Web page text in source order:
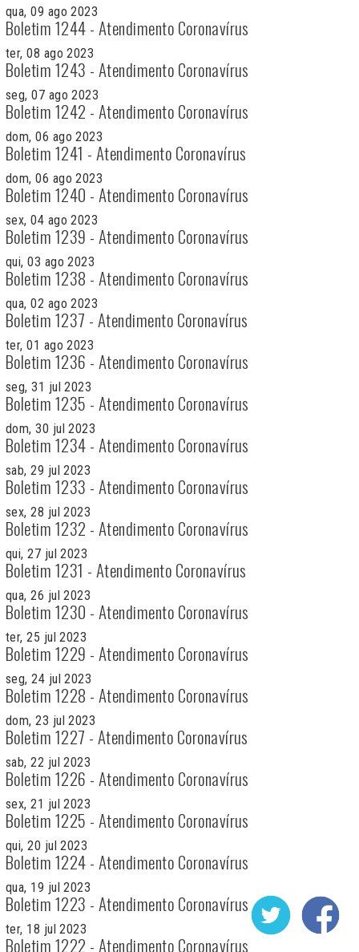
qua, 09 ago 2023
Boletim 1244 - Atendimento Coronavírus
ter, 08 ago 2023
Boletim 1243 - Atendimento Coronavírus
seg, 07 ago 2023
Boletim 1242 - Atendimento Coronavírus
dom, 06 ago 2023
Boletim 1241 - Atendimento Coronavírus
dom, 06 ago 2023
Boletim 1240 - Atendimento Coronavírus
sex, 04 ago 2023
Boletim 1239 - Atendimento Coronavírus
qui, 03 ago 2023
Boletim 1238 - Atendimento Coronavírus
qua, 02 ago 2023
Boletim 1237 - Atendimento Coronavírus
ter, 01 ago 2023
Boletim 1236 - Atendimento Coronavírus
seg, 31 jul 2023
Boletim 1235 - Atendimento Coronavírus
dom, 30 jul 2023
Boletim 1234 - Atendimento Coronavírus
sab, 29 jul 2023
Boletim 1233 - Atendimento Coronavírus
sex, 28 jul 2023
Boletim 1232 - Atendimento Coronavírus
qui, 27 jul 2023
Boletim 1231 - Atendimento Coronavírus
qua, 26 jul 2023
Boletim 1230 - Atendimento Coronavírus
ter, 25 jul 2023
Boletim 1229 - Atendimento Coronavírus
seg, 24 jul 2023
Boletim 1228 - Atendimento Coronavírus
dom, 23 jul 2023
Boletim 1227 - Atendimento Coronavírus
sab, 22 jul 2023
Boletim 1226 - Atendimento Coronavírus
sex, 21 jul 2023
Boletim 1225 - Atendimento Coronavírus
qui, 20 jul 2023
Boletim 1224 - Atendimento Coronavírus
qua, 19 jul 2023
Boletim 1223 - Atendimento Coronavírus
ter, 18 jul 2023
Boletim 1222 - Atendimento Coronavírus